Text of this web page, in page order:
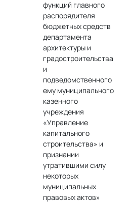
функций главного
распорядителя
бюджетных средств
департамента
архитектуры и
градостроительства
и
подведомственного
ему муниципального
казенного
учреждения
«Управление
капитального
строительства» и
признании
утратившими силу
некоторых
муниципальных
правовых актов»